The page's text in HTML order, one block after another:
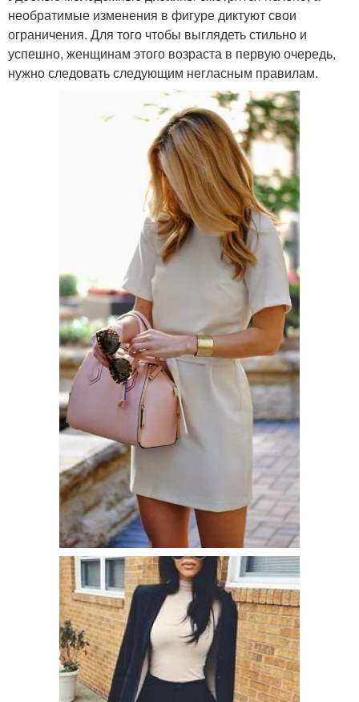
необратимые изменения в фигуре диктуют свои
ограничения. Для того чтобы выглядеть стильно и
успешно, женщинам этого возраста в первую очередь,
нужно следовать следующим негласным правилам.